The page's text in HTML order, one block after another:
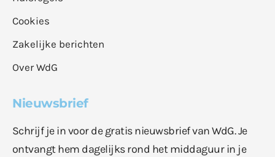
Cookies
Zakelijke berichten
Over WdG
Nieuwsbrief
Schrijf je in voor de gratis nieuwsbrief van WdG. Je
ontvangt hem dagelijks rond het middaguur in je